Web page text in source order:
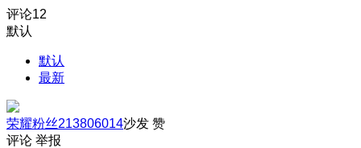
评论12
默认
默认
最新
荣耀粉丝213806014沙发 赞
评论 举报